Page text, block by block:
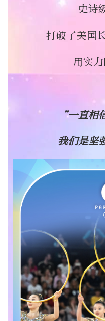
史诗
打破了美国
用实力
“一直相
我们是坚